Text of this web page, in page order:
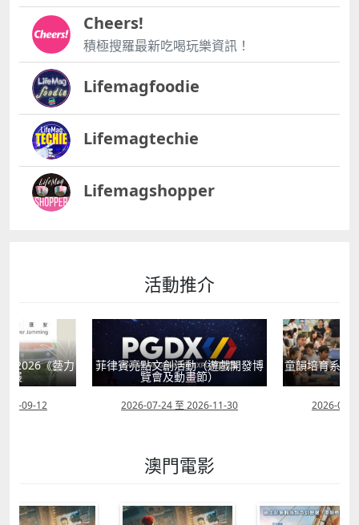
Cheers!
積極搜羅最新吃喝玩樂資訊！
Lifemagfoodie
Lifemagtechie
Lifemagshopper
活動推介
獻2026《藝力
展
09-12
菲律賓亮點文創活動（遊戲開發博
覽會及動畫節）
2026-07-24 至 2026-11-30
童韻培育系列
2026-07-
澳門電影